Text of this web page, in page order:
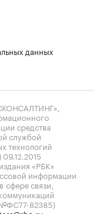
данных
средства
службой
технологий
«РБК»
информации
связи,
№ФС77-82385)